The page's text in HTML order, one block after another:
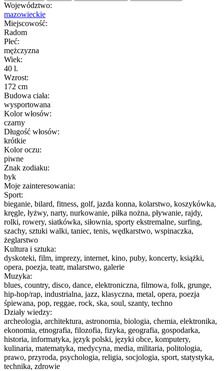
Województwo:
mazowieckie
Miejscowość:
Radom
Płeć:
mężczyzna
Wiek:
40 l.
Wzrost:
172 cm
Budowa ciała:
wysportowana
Kolor włosów:
czarny
Długość włosów:
krótkie
Kolor oczu:
piwne
Znak zodiaku:
byk
Moje zainteresowania:
Sport:
bieganie, bilard, fitness, golf, jazda konna, kolarstwo, koszykówka,
kręgle, łyżwy, narty, nurkowanie, piłka nożna, pływanie, rajdy,
rolki, rowery, siatkówka, siłownia, sporty ekstremalne, surfing,
szachy, sztuki walki, taniec, tenis, wędkarstwo, wspinaczka,
żeglarstwo
Kultura i sztuka:
dyskoteki, film, imprezy, internet, kino, puby, koncerty, książki,
opera, poezja, teatr, malarstwo, galerie
Muzyka:
blues, country, disco, dance, elektroniczna, filmowa, folk, grunge,
hip-hop/rap, industrialna, jazz, klasyczna, metal, opera, poezja
śpiewana, pop, reggae, rock, ska, soul, szanty, techno
Działy wiedzy:
archeologia, architektura, astronomia, biologia, chemia, elektronika,
ekonomia, etnografia, filozofia, fizyka, geografia, gospodarka,
historia, informatyka, język polski, języki obce, komputery,
kulinaria, matematyka, medycyna, media, militaria, politologia,
prawo, przyroda, psychologia, religia, socjologia, sport, statystyka,
technika, zdrowie